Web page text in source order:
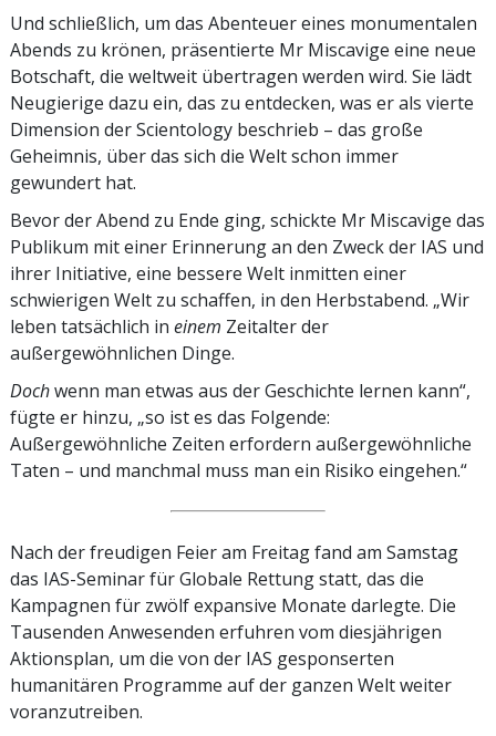
Und schließlich, um das Abenteuer eines monumentalen
Abends zu krönen, präsentierte Mr Miscavige eine neue
Botschaft, die weltweit übertragen werden wird. Sie lädt
Neugierige dazu ein, das zu entdecken, was er als vierte
Dimension der Scientology beschrieb – das große
Geheimnis, über das sich die Welt schon immer
gewundert hat.
Bevor der Abend zu Ende ging, schickte Mr Miscavige das
Publikum mit einer Erinnerung an den Zweck der IAS und
ihrer Initiative, eine bessere Welt inmitten einer
schwierigen Welt zu schaffen, in den Herbstabend. „Wir
leben tatsächlich in einem Zeitalter der
außergewöhnlichen Dinge.
Dochwenn man etwas aus der Geschichte lernen kann“,
fügte er hinzu, „so ist es das Folgende:
Außergewöhnliche Zeiten erfordern außergewöhnliche
Taten – und manchmal muss man ein Risiko eingehen.“
Nach der freudigen Feier am Freitag fand am Samstag
das IAS-Seminar für Globale Rettung statt, das die
Kampagnen für zwölf expansive Monate darlegte. Die
Tausenden Anwesenden erfuhren vom diesjährigen
Aktionsplan, um die von der IAS gesponserten
humanitären Programme auf der ganzen Welt weiter
voranzutreiben.